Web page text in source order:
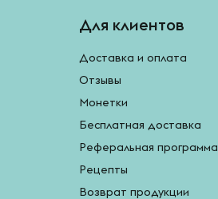
Для клиентов
Доставка и оплата
Отзывы
Монетки
Бесплатная доставка
Реферальная программа
Рецепты
Возврат продукции